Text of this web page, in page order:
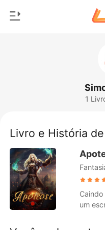
Baixar App
Lobisomem
Romance
Bilionários
Ranking
1
Livro e História
um